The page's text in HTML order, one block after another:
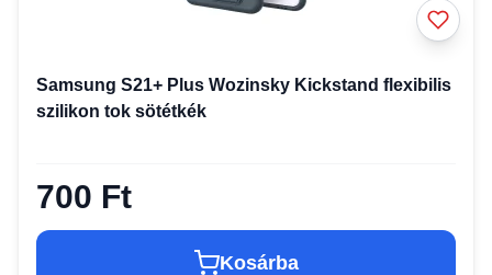
Samsung S21+ Plus Wozinsky Kickstand flexibilis
szilikon tok sötétkék
700 Ft
Kosárba